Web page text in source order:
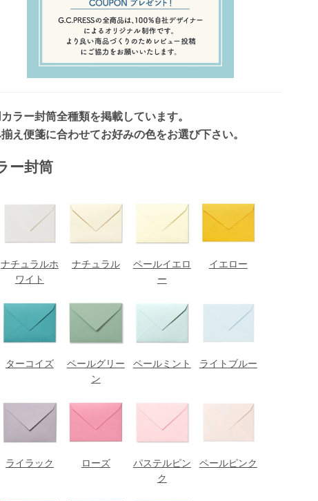
ラー封筒全種類を掲載しています。
え便箋に合わせてお好みの色をお選び下さい。
ー封筒
ナチュラルホ
ワイト
ナチュラル
ペールイエロ
ー
イエロー
ターコイズ
ペールグリー
ン
ペールミント ライトブルー
ライラック ローズ
パステルピン
ク
ペールピンク